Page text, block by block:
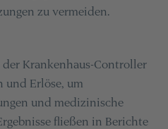
zu vermeiden.
Krankenhaus-Controller
und Erlöse, um
und medizinische
fließen in Berichte